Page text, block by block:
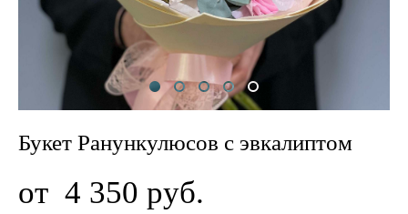
Букет Ранункулюсов с эвкалиптом
от 4 350 pуб.